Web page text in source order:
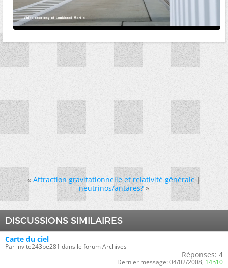
« Attraction gravitationnelle et relativité générale|
neutrinos/antares? »
DISCUSSIONS SIMILAIRES
Carte du ciel
Par invite243be281 dans le forum Archives
Réponses: 4
Dernier message: 04/02/2008, 14h10